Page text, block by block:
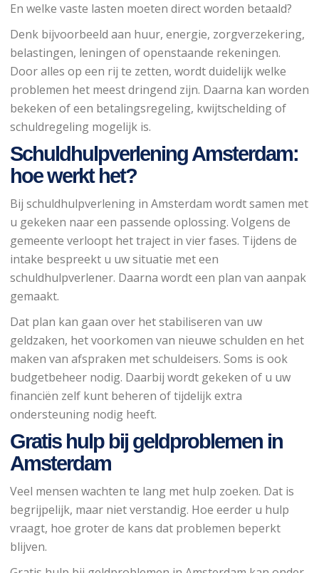
En welke vaste lasten moeten direct worden betaald?
Denk bijvoorbeeld aan huur, energie, zorgverzekering,
belastingen, leningen of openstaande rekeningen.
Door alles op een rij te zetten, wordt duidelijk welke
problemen het meest dringend zijn. Daarna kan worden
bekeken of een betalingsregeling, kwijtschelding of
schuldregeling mogelijk is.
Schuldhulpverlening Amsterdam:
hoe werkt het?
Bij schuldhulpverlening in Amsterdam wordt samen met
u gekeken naar een passende oplossing. Volgens de
gemeente verloopt het traject in vier fases. Tijdens de
intake bespreekt u uw situatie met een
schuldhulpverlener. Daarna wordt een plan van aanpak
gemaakt.
Dat plan kan gaan over het stabiliseren van uw
geldzaken, het voorkomen van nieuwe schulden en het
maken van afspraken met schuldeisers. Soms is ook
budgetbeheer nodig. Daarbij wordt gekeken of u uw
financiën zelf kunt beheren of tijdelijk extra
ondersteuning nodig heeft.
Gratis hulp bij geldproblemen in
Amsterdam
Veel mensen wachten te lang met hulp zoeken. Dat is
begrijpelijk, maar niet verstandig. Hoe eerder u hulp
vraagt, hoe groter de kans dat problemen beperkt
blijven.